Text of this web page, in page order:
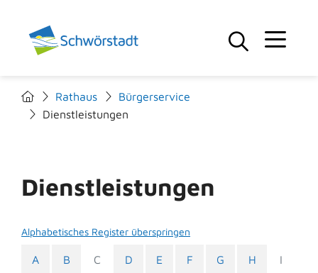
Rathaus
Bürgerservice
Dienstleistungen
Dienstleistungen
Alphabetisches Register überspringen
A B C D E F G H I